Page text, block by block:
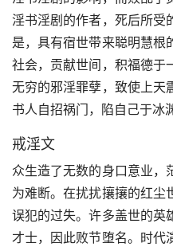
淫书淫剧的作者，死后所受
是，具有宿世带来聪明慧根
社会，贡献世间，积福德于
无穷的邪淫罪孽，致使上天
书人自招祸门，陷自己于冰
戒淫文
众生造了无数的身口意业，
为难断。在扰扰攘攘的红尘
误犯的过失。许多盖世的英
才士，因此败节堕名。时代